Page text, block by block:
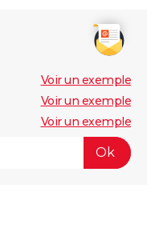
Voir un exemple
Voir un exemple
Voir un exemple